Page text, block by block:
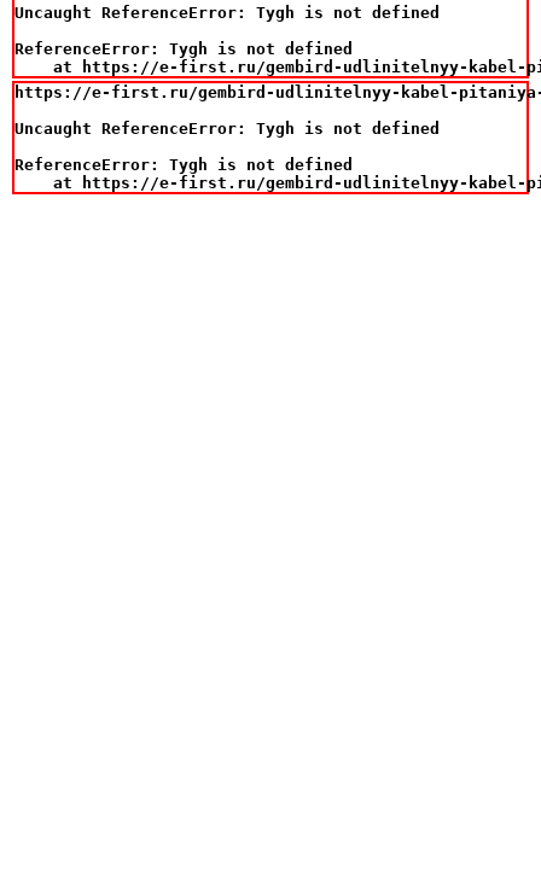
Uncaught ReferenceError: Tygh is not defined
ReferenceError: Tygh is not defined
at https://e-first.ru/gembird-udlinitelnyy-kabel-
https://e-first.ru/gembird-udlinitelnyy-kabel-pitaniya-
Uncaught ReferenceError: Tygh is not defined
ReferenceError: Tygh is not defined
at https://e-first.ru/gembird-udlinitelnyy-kabel-